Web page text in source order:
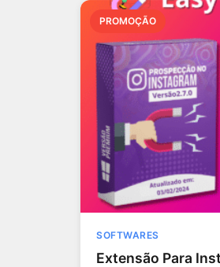
PROMOÇÃO
SOFTWARES
Extensão Para